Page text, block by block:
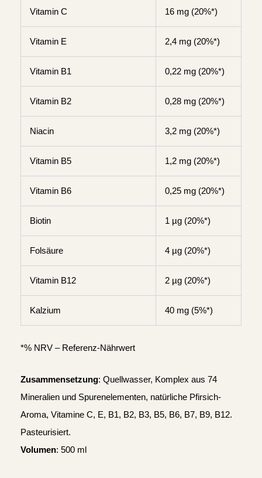
Vitamin C 16 mg (20%*)
Vitamin E 2,4 mg (20%*)
Vitamin B1 0,22 mg (20%*)
Vitamin B2 0,28 mg (20%*)
Niacin 3,2 mg (20%*)
Vitamin B5 1,2 mg (20%*)
Vitamin B6 0,25 mg (20%*)
Biotin 1 µg (20%*)
Folsäure 4 µg (20%*)
Vitamin B12 2 µg (20%*)
Kalzium 40 mg (5%*)
*% NRV – Referenz-Nährwert
Zusammensetzung: Quellwasser, Komplex aus 74
Mineralien und Spurenelementen, natürliche Pfirsich-
Aroma, Vitamine C, E, B1, B2, B3, B5, B6, B7, B9, B12.
Pasteurisiert.
Volumen: 500 ml